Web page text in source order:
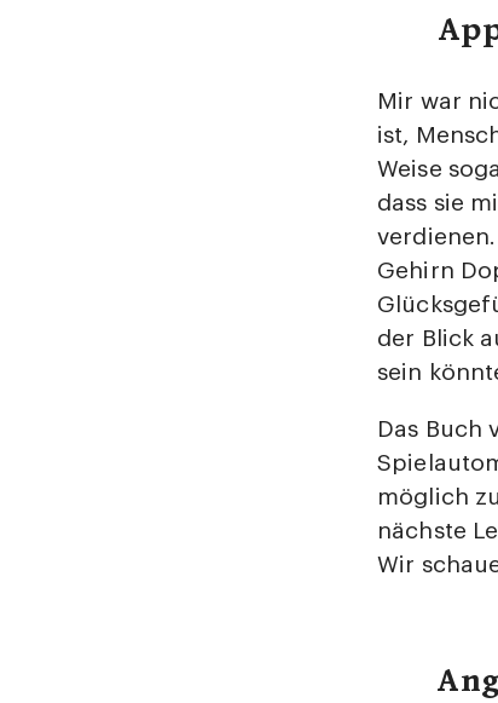
Mir war
ist,
Weise
dass sie
Gehirn
der Blick
sein
Das Buch
möglich
nächste
Wir